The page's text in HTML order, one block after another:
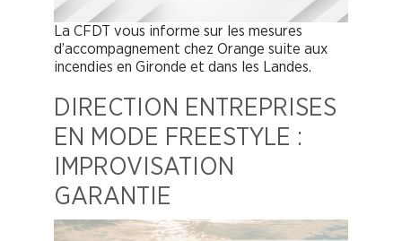
La CFDT vous informe sur les mesures
d’accompagnement chez Orange suite aux
incendies en Gironde et dans les Landes.
DIRECTION ENTREPRISES
EN MODE FREESTYLE :
IMPROVISATION
GARANTIE